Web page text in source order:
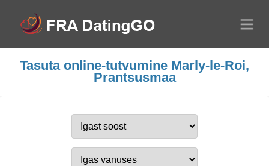
Tasuta online-tutvumine Marly-le-Roi,
Prantsusmaa